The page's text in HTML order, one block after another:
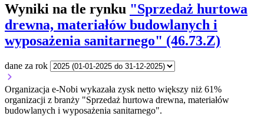
Wyniki na tle rynku "Sprzedaż hurtowa
drewna, materiałów budowlanych i
wyposażenia sanitarnego" (46.73.Z)
dane za rok
Organizacja e-Nobi wykazała zysk netto większy niż 61%
organizacji z branży "Sprzedaż hurtowa drewna, materiałów
budowlanych i wyposażenia sanitarnego".